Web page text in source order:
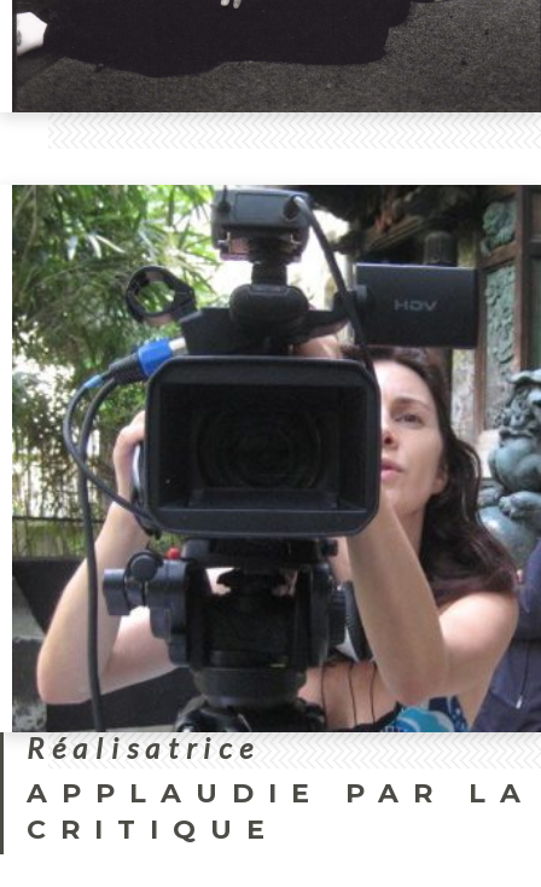
Réalisatrice
APPLAUDIE PAR LA
CRITIQUE